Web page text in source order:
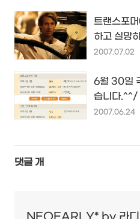
트랜스포
하고 실망
2007.07.02
6월 30일
습니다.^^/
2007.06.24
댓글 개